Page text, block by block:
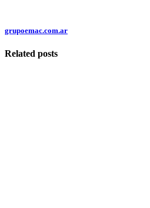
grupoemac.com.ar
Related posts